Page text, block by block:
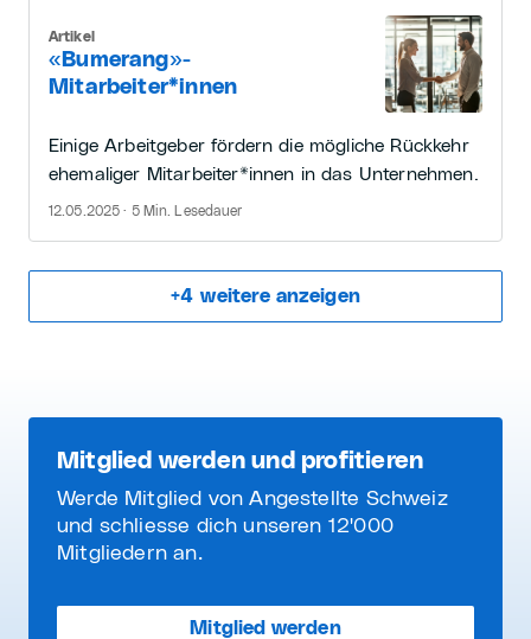
«Bumerang»-
Mitarbeiter*innen
Artikel
Einige Arbeitgeber fördern die mögliche Rückkehr
ehemaliger Mitarbeiter*innen in das Unternehmen.
12.05.2025 · 5 Min. Lesedauer
+4 weitere anzeigen
Mitglied werden und profitieren
Werde Mitglied von Angestellte Schweiz
und schliesse dich unseren 12'000
Mitgliedern an.
Mitglied werden